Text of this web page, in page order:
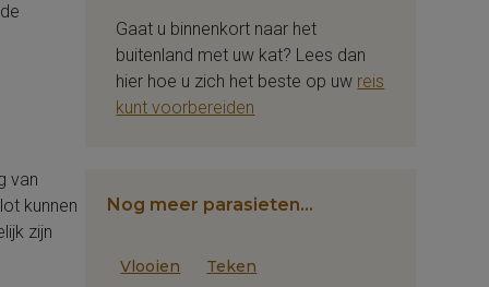
van
kunnen
zijn
Gaat u binnenkort naar het
buitenland met uw kat? Lees dan
hier hoe u zich het beste op uw reis
kunt voorbereiden
Nog meer parasieten…
Vlooien Teken